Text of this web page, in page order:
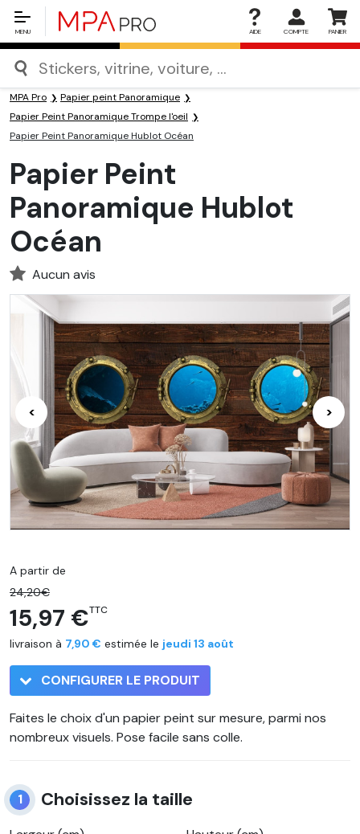
MENU AIDE COMPTE PANIER
MPA Pro
Papier peint Panoramique
Papier Peint Panoramique Trompe l'oeil
Papier Peint Panoramique Hublot Océan
Papier Peint
Panoramique Hublot
Océan
Aucun avis
< >
A partir de
24,20€
15,97 €TTC
livraison à 7,90 € estimée le jeudi 13 août
CONFIGURER LE PRODUIT
Faites le choix d'un papier peint sur mesure, parmi nos
nombreux visuels. Pose facile sans colle.
1 Choisissez la taille